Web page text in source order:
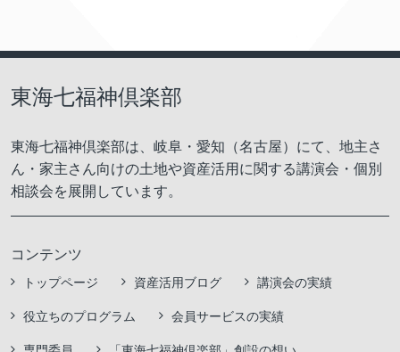
東海七福神倶楽部
東海七福神倶楽部は、岐阜・愛知（名古屋）にて、地主さ
ん・家主さん向けの土地や資産活用に関する講演会・個別
相談会を展開しています。
コンテンツ
トップページ 資産活用ブログ 講演会の実績
役立ちのプログラム 会員サービスの実績